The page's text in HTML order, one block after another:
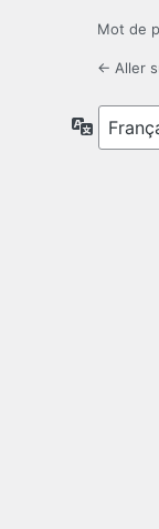
Mot de
← Aller
Langue